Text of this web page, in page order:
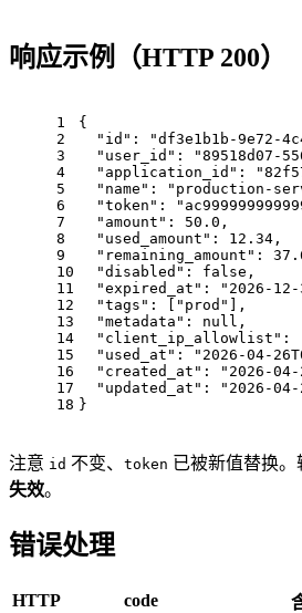
响应示例（HTTP 200）
1
2
3
4
5
6
7
8
9
10
11
12
13
14
15
16
17
18
{
"id" : "df3e1b1b-9e72-
"user_id" :
"89518d07-
"application_id" :
"name" : "production-
"token" :
"amount" : 50.0 ,
"used_amount" : 12.34 ,
"remaining_amount" :
"disabled" : false ,
"expired_at" : "2026-
"tags" : [ "prod"
],
"metadata" : null ,
"client_ip_allowlist" : [
"used_at" : "2026-04-
"created_at" : "2026-
"updated_at" :
"2026-
}
注意 id 不变、 token 已被新值替换。
失效。
错误处理
HTTP code